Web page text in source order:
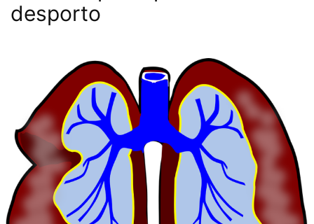
desporto